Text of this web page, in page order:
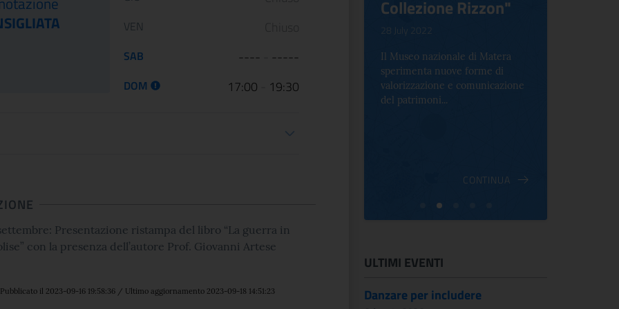
VEN
SAB ---- -----
DOM 17:00 19:30
apertura
Presentazione ristampa del libro “La guerra in
con la presenza dell’autore Prof. Giovanni Artese
il 2023-09-16 19:58:36 / Ultimo aggiornamento 2023-09-18 14:51:23
Capolavori salvati
dalla guerra
presentano ARTE LIBERATA
Gallerie Nazionali di Arte Antica
Collezione Rizzon"
28 July 2022
Il Museo nazionale di Matera
sperimenta nuove forme di
valorizzazione e comunicazione
del patrimoni...
CONTINUA
ULTIMI EVENTI
Danzare per includere